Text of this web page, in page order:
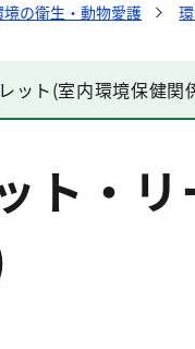
境の衛生・動物愛護
ット(室内環境保健関
ト・